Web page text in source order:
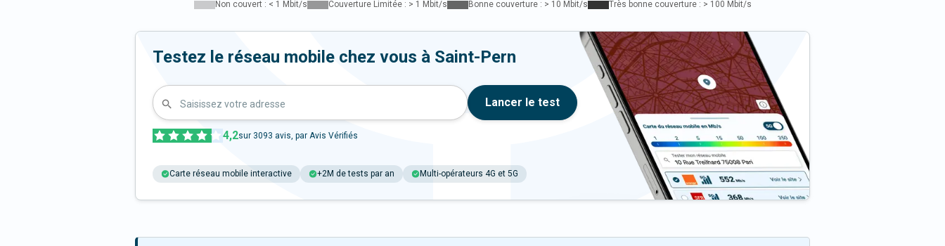
Non couvert : < 1 Mbit/s Couverture Limitée : > 1 Mbit/s Bonne couverture : > 10 Mbit/s Très bonne couverture : > 100 Mbit/s
Testez le réseau mobile chez vous à Saint-Pern
Saisissez votre adresse Lancer le test
4,2sur 3093 avis, par Avis Vérifiés
Carte réseau mobile interactive +2M de tests par an Multi-opérateurs 4G et 5G